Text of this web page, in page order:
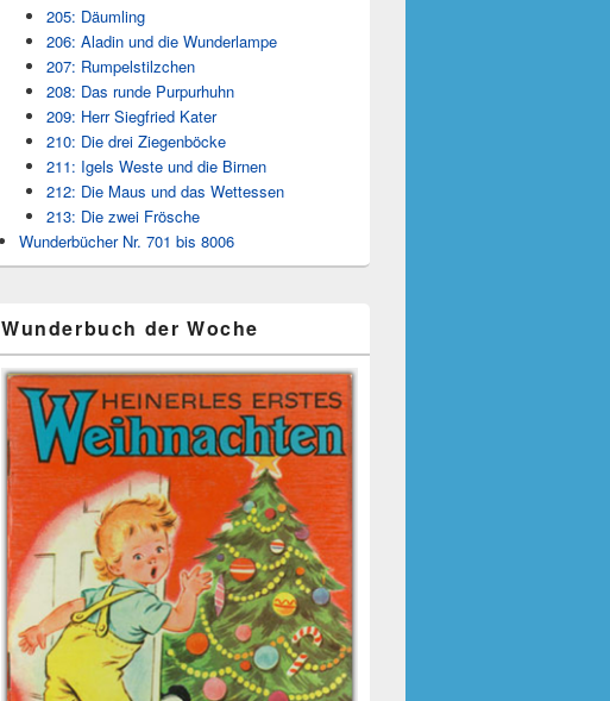
205: Däumling
206: Aladin und die Wunderlampe
207: Rumpelstilzchen
208: Das runde Purpurhuhn
209: Herr Siegfried Kater
210: Die drei Ziegenböcke
211: Igels Weste und die Birnen
212: Die Maus und das Wettessen
213: Die zwei Frösche
Wunderbücher Nr. 701 bis 8006
Wunderbuch der Woche